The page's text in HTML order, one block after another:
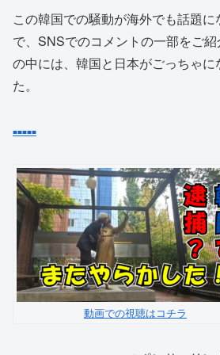
この韓国での騒動が海外でも話題
で、SNSでのコメントの一部をご
の中には、韓国と日本がごっちゃ
た。
■■■■■
動画での視聴はコチラ